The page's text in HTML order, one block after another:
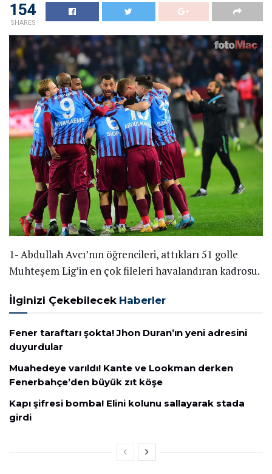
154
SHARES
1- Abdullah Avcı’nın öğrencileri, attıkları 51 golle
Muhteşem Lig’in en çok fileleri havalandıran kadrosu.
İlginizi Çekebilecek Haberler
Fener taraftarı şokta! Jhon Duran’ın yeni adresini
duyurdular
Muahedeye varıldı! Kante ve Lookman derken
Fenerbahçe’den büyük zıt köşe
Kapı şifresi bomba! Elini kolunu sallayarak stada
girdi